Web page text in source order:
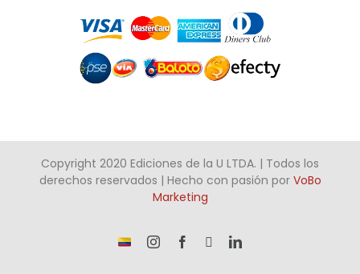
Copyright 2020 Ediciones de la U LTDA. | Todos los
derechos reservados | Hecho con pasión por VoBo
Marketing
¡Somos InstagramFacebook LinkedIn